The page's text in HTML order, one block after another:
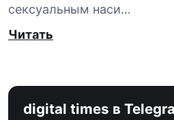
сексуальным наси…
Читать
digital times в